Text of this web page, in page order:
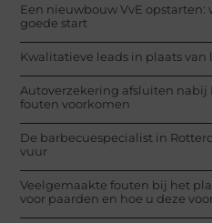
Een nieuwbouw VvE opstarten:
goede start
Kwalitatieve leads in plaats van
Autoverzekering afsluiten nabij
fouten voorkomen
De barbecuespecialist in
vuur
Veelgemaakte fouten bij het
voor paarden en hoe u deze